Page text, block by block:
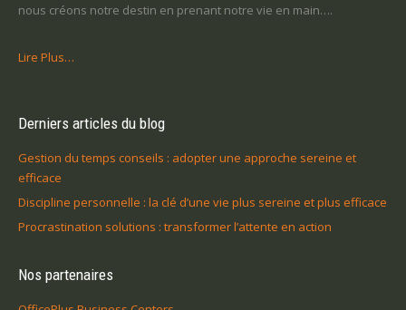
nous créons notre destin en prenant notre vie en main….
Lire Plus…
Derniers articles du blog
Gestion du temps conseils : adopter une approche sereine et
efficace
Discipline personnelle : la clé d’une vie plus sereine et plus efficace
Procrastination solutions : transformer l’attente en action
Nos partenaires